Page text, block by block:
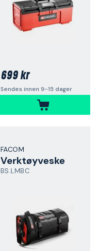
699 kr
Sendes innen 9-15 dager
FACOM
Verktøyveske
BS.LMBC